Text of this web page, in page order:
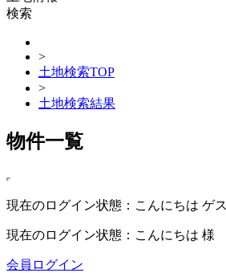
検索
>
土地検索TOP
>
土地検索結果
物件一覧
現在のログイン状態：こんにちは ゲ
現在のログイン状態：こんにちは 様
会員ログイン